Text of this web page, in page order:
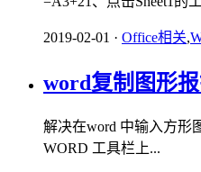
2019-02-01 · Office相关,
word复制图形
解决在word 中输入方形
WORD 工具栏上...